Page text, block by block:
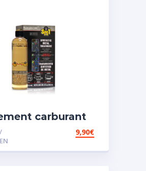
carburant
essence
9,90€